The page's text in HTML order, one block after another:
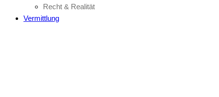
Recht & Realität
Vermittlung